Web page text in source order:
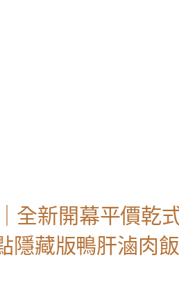
全新開幕平價乾
隱藏版鴨肝滷肉